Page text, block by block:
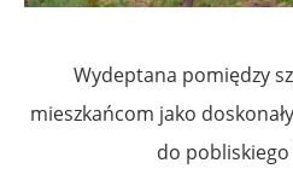
Wydeptana pomiędzy
mieszkańcom jako
do pobliskiego